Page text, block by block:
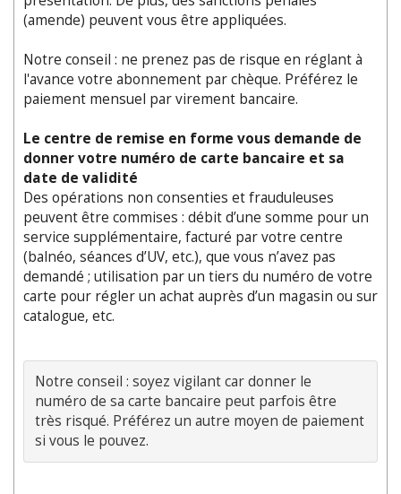
(amende) peuvent vous être appliquées.
Notre conseil : ne prenez pas de risque en réglant à
l'avance votre abonnement par chèque. Préférez le
paiement mensuel par virement bancaire.
Le centre de remise en forme vous demande de
donner votre numéro de carte bancaire et sa
date de validité
Des opérations non consenties et frauduleuses
peuvent être commises : débit d’une somme pour un
service supplémentaire, facturé par votre centre
(balnéo, séances d’UV, etc.), que vous n’avez pas
demandé ; utilisation par un tiers du numéro de votre
carte pour régler un achat auprès d’un magasin ou sur
catalogue, etc.
Notre conseil : soyez vigilant car donner le
numéro de sa carte bancaire peut parfois être
très risqué. Préférez un autre moyen de paiement